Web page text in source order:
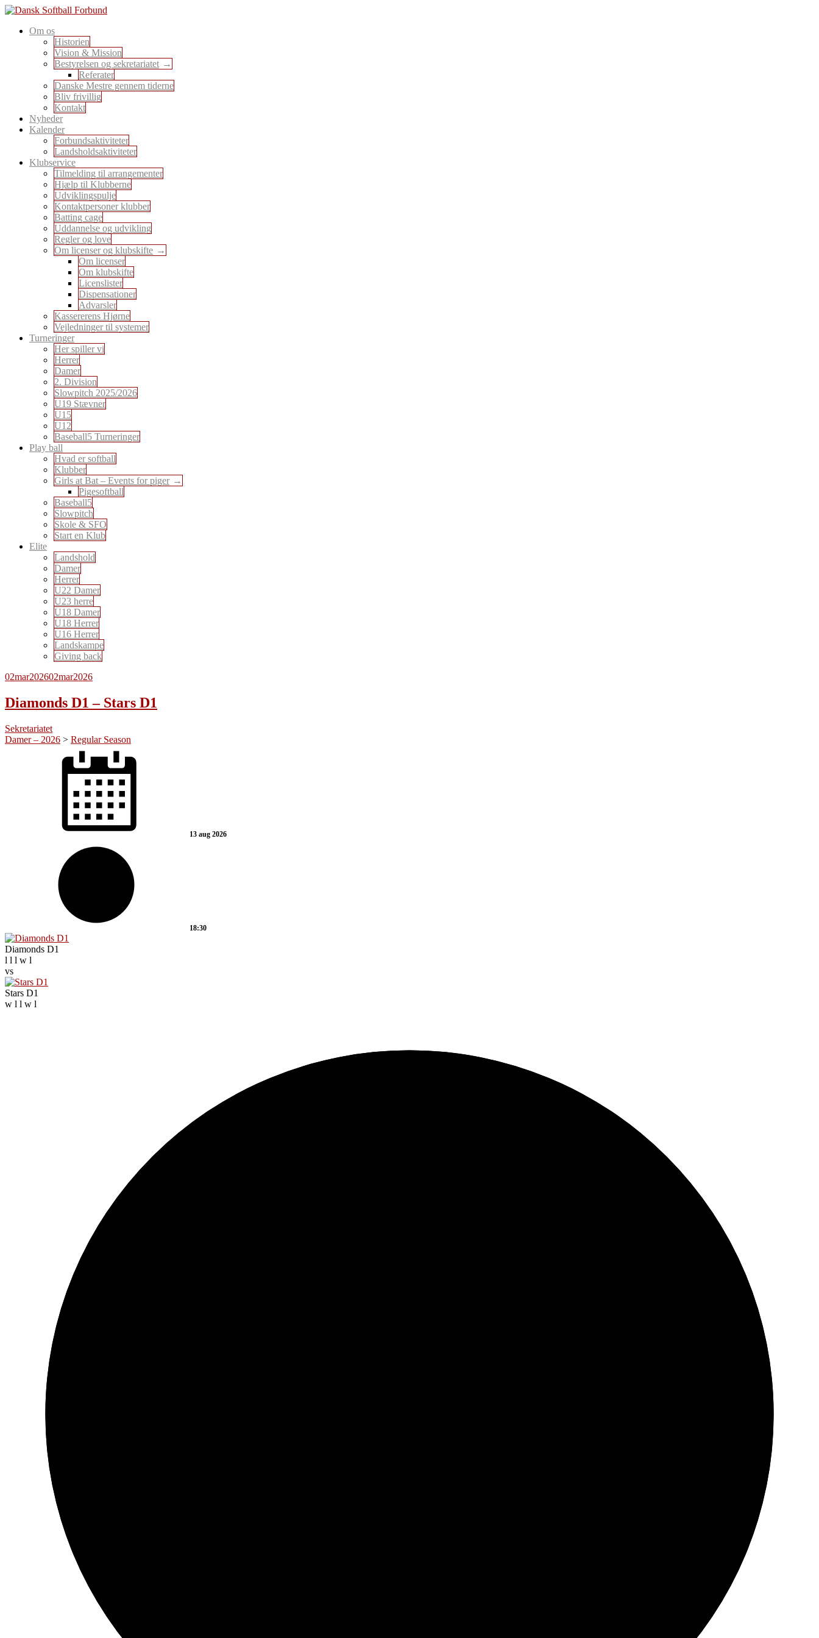
Skip
content
Dansk Softball Forbund
En sport for alle
Om os
Historien
Vision & Mission
Bestyrelsen og sekretariatet
Referater
Danske Mestre gennem tiderne
Bliv frivillig
Kontakt
Nyheder
Kalender
Forbundsaktiviteter
Landsholdsaktiviteter
Klubservice
Tilmelding til arrangementer
Hjælp til Klubberne
Udviklingspulje
Kontaktpersoner klubber
Batting cage
Uddannelse og udvikling
Regler og love
Om licenser og klubskifte
Om licenser
Om klubskifte
Licenslister
Dispensationer
Advarsler
Kassererens Hjørne
Vejledninger til systemer
Turneringer
Her spiller vi
Herrer
Damer
2. Division
Slowpitch 2025/2026
U19 Stævner
U15
U12
Baseball5 Turneringer
Play ball
Hvad er softball
Klubber
Girls at Bat – Events for piger
Pigesoftball
Baseball5
Slowpitch
Skole & SFO
Start en Klub
Elite
Landshold
Damer
Herrer
U22 Damer
U23 herre
U18 Damer
U18 Herrer
U16 Herrer
Landskampe
Giving back
02mar202602mar2026
Diamonds D1 – Stars D1
Sekretariatet
Damer – 2026 > Regular Season
13 aug 2026
18:30
Diamonds D1
l l l w l
vs
Stars D1
w l l w l